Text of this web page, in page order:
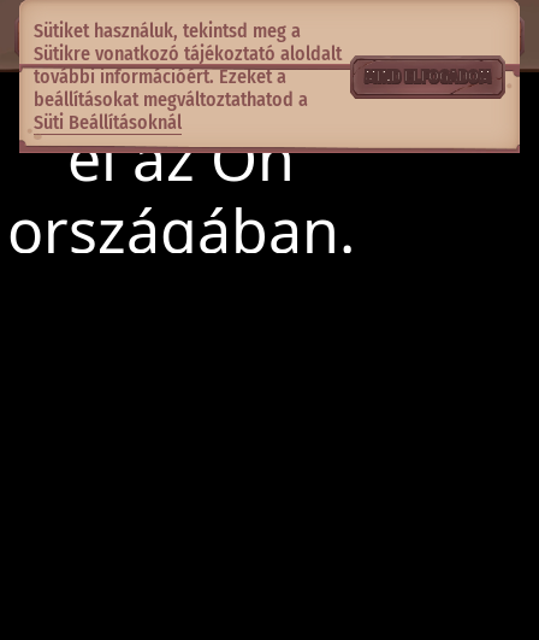
Sütiket használuk, tekintsd meg a
Sütikre vonatkozó tájékoztató aloldalt
további információért. Ezeket a
beállításokat megváltoztathatod a
Süti Beállításoknál
MIND ELFOGADOM